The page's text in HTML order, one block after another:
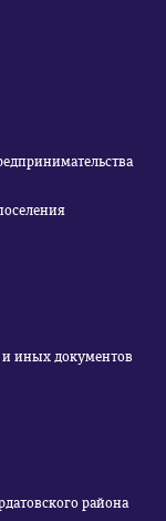
иных документов
района